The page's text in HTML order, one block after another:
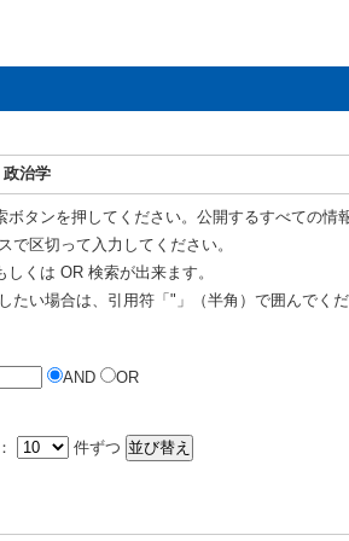
政治学
タンを押してください。公開するすべての情
区切って入力してください。
くは OR 検索が出来ます。
い場合は、引用符「"」（半角）で囲んでくだ
AND OR
件ずつ